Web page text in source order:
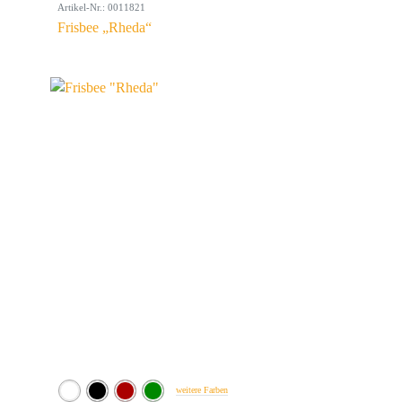
Artikel-Nr.: 0011821
Frisbee „Rheda“
weitere Farben